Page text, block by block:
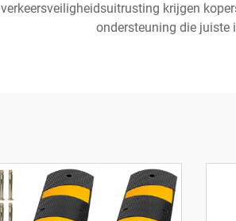
verkeersveiligheidsuitrusting krijgen
ondersteuning die juiste